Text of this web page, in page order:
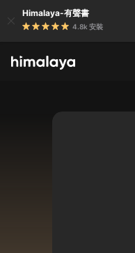
Himalaya-有聲書
4.8k 安裝